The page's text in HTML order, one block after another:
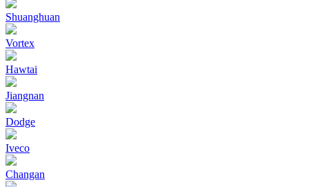
Shuanghuan
Vortex
Hawtai
Jiangnan
Dodge
Iveco
Changan